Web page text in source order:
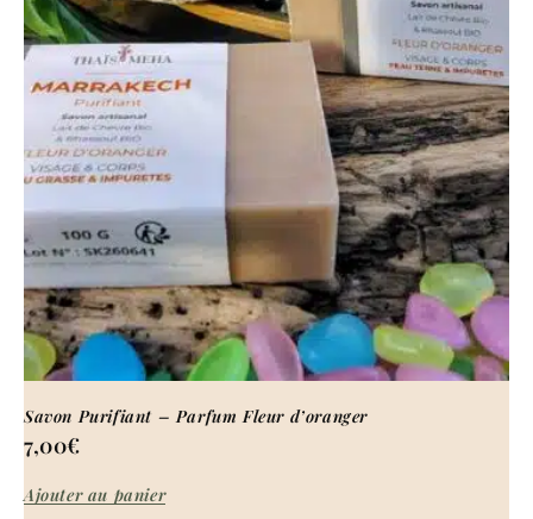
Savon Purifiant – Parfum Fleur d’oranger
7,00€
Ajouter au panier